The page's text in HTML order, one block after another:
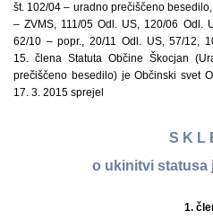
št. 102/04 – uradno prečiščeno
– ZVMS, 111/05 Odl. US, 120/06 Odl.
62/10 – popr., 20/11 Odl. US, 57/12,
15. člena Statuta Občine Škocjan
prečiščeno besedilo) je Občinski svet
17. 3. 2015 sprejel
S K L
o ukinitvi statusa
1.